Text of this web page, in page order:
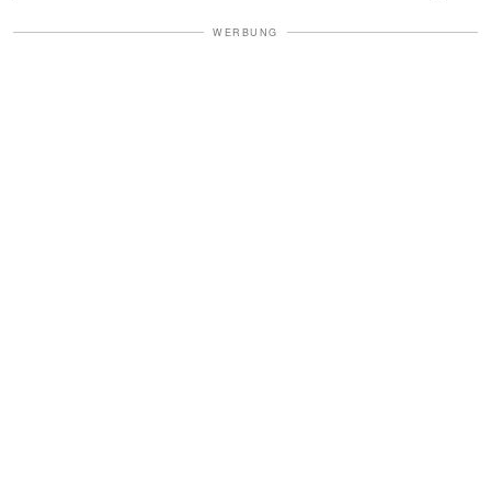
WERBUNG